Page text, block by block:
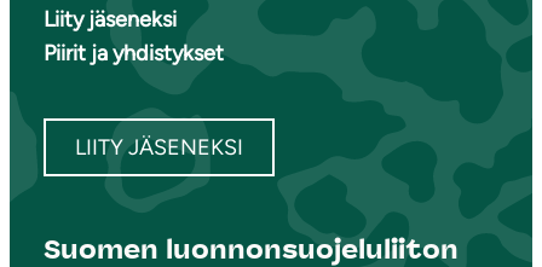
Liity jäseneksi
Piirit ja yhdistykset
LIITY JÄSENEKSI
Suomen luonnonsuojeluliiton